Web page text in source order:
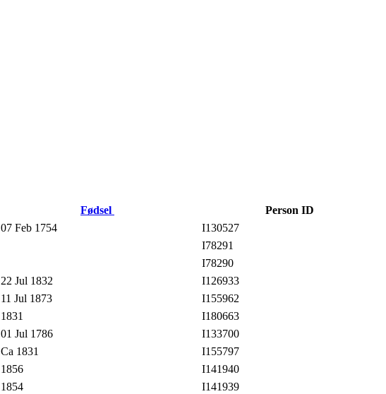
Fødsel
Person ID
07 Feb 1754
I130527
I78291
I78290
22 Jul 1832
I126933
11 Jul 1873
I155962
1831
I180663
01 Jul 1786
I133700
Ca 1831
I155797
1856
I141940
1854
I141939